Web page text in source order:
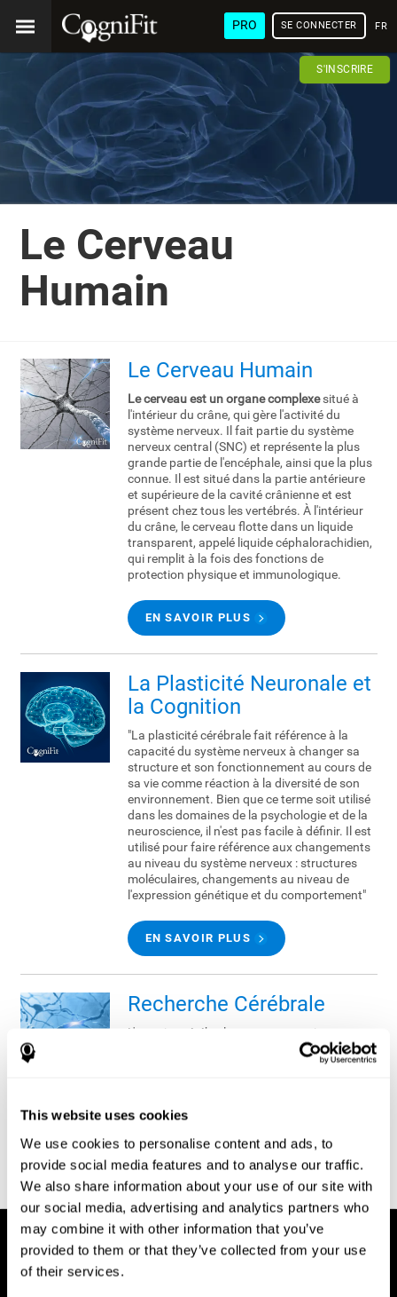
This website uses cookies
We use cookies to personalise content and ads, to
provide social media features and to analyse our traffic.
We also share information about your use of our site with
our social media, advertising and analytics partners who
may combine it with other information that you’ve
provided to them or that they’ve collected from your use
of their services.
PRO SE CONNECTER
S'INSCRIRE
Le Cerveau
Humain
Le Cerveau Humain
Le cerveau est un organe complexesitué à
l'intérieur du crâne, qui gère l'activité du
système nerveux. Il fait partie du système
nerveux central (SNC) et représente la plus
grande partie de l'encéphale, ainsi que la plus
connue. Il est situé dans la partie antérieure
et supérieure de la cavité crânienne et est
présent chez tous les vertébrés. À l'intérieur
du crâne, le cerveau flotte dans un liquide
transparent, appelé liquide céphalorachidien,
qui remplit à la fois des fonctions de
protection physique et immunologique.
EN SAVOIR PLUS
La Plasticité Neuronale et
la Cognition
"La plasticité cérébrale fait référence à la
capacité du système nerveux à changer sa
structure et son fonctionnement au cours de
sa vie comme réaction à la diversité de son
environnement. Bien que ce terme soit utilisé
dans les domaines de la psychologie et de la
neuroscience, il n'est pas facile à définir. Il est
utilisé pour faire référence aux changements
au niveau du système nerveux : structures
moléculaires, changements au niveau de
l'expression génétique et du comportement"
EN SAVOIR PLUS
Recherche Cérébrale
L'exercice cérébral est un terme qui nous est
de plus en plus familier. En effet, les
scientifiques en apprennent chaque jour
maintenir en forme, tout comme le faisons
EN SAVOIR PLUS